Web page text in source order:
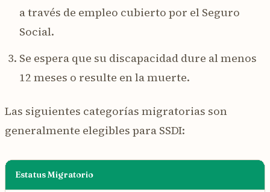
a través de empleo cubierto por el Seguro
Social.
Se espera que su discapacidad dure al menos
12 meses o resulte en la muerte.
Las siguientes categorías migratorias son
generalmente elegibles para SSDI:
Estatus Migratorio